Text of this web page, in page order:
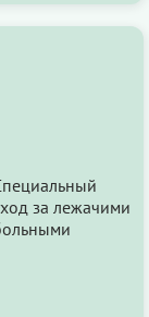
за лежачими